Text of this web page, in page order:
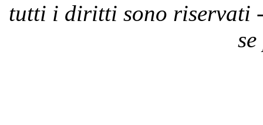
tutti i diritti sono riservati